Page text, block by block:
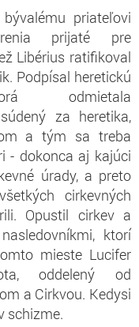
priateľovi
prijaté pre
Libérius ratifikoval
Podpísal heretickú
odmietala
za heretika,
a tým sa treba
- dokonca aj kajúci
úrady, a preto
cirkevných
Opustil cirkev a
ktorí
mieste Lucifer
oddelený od
a Cirkvou. Kedysi
schizme.